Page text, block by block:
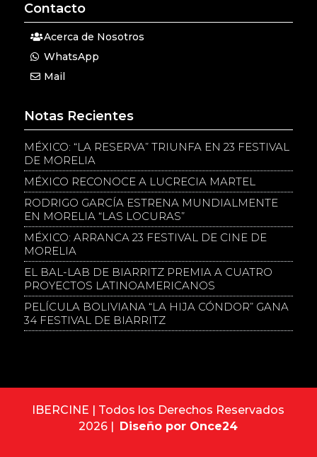
Contacto
Acerca de Nosotros
WhatsApp
Mail
Notas Recientes
MÉXICO: “LA RESERVA” TRIUNFA EN 23 FESTIVAL
DE MORELIA
MÉXICO RECONOCE A LUCRECIA MARTEL
RODRIGO GARCÍA ESTRENA MUNDIALMENTE
EN MORELIA “LAS LOCURAS”
MÉXICO: ARRANCA 23 FESTIVAL DE CINE DE
MORELIA
EL BAL-LAB DE BIARRITZ PREMIA A CUATRO
PROYECTOS LATINOAMERICANOS
PELÍCULA BOLIVIANA “LA HIJA CÓNDOR” GANA
34 FESTIVAL DE BIARRITZ
IBERCINE | Todos los Derechos Reservados
2026 | Diseño por Once24